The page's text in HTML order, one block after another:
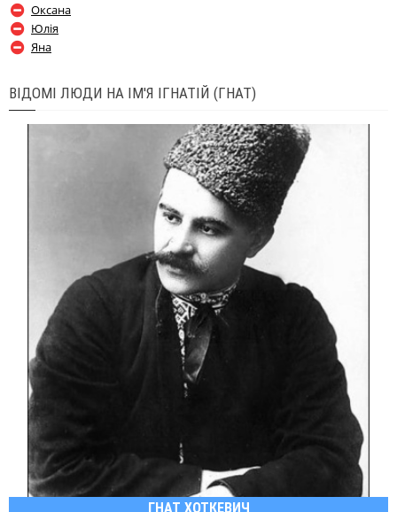
Оксана
Юлія
Яна
ВІДОМІ ЛЮДИ НА ІМ'Я ІГНАТІЙ (ГНАТ)
ГНАТ ХОТКЕВИЧ